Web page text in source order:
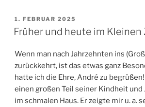
VERÖFFENTLICHT
AM
1. FEBRUAR 2025
Früher und heute im
Wenn man nach Jahrzehnten ins
zurückkehrt, ist das etwas ganz
hatte ich die Ehre, André zu
einen großen Teil seiner Kindheit und
im schmalen Haus. Er zeigte mir u. a.